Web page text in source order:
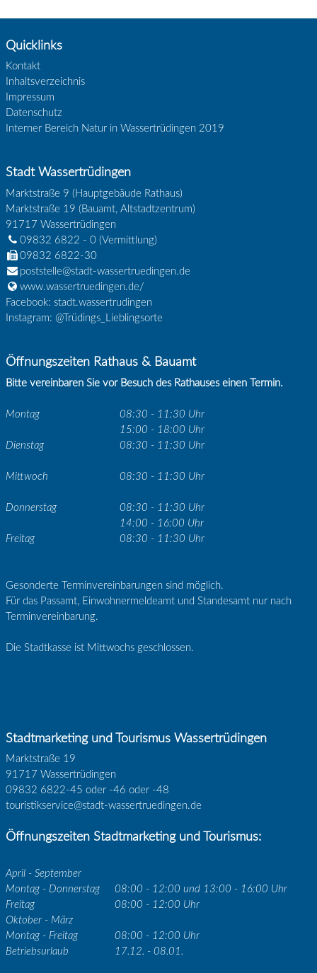
Quicklinks
Kontakt
Inhaltsverzeichnis
Impressum
Datenschutz
Interner Bereich Natur in Wassertrüdingen 2019
Stadt Wassertrüdingen
Marktstraße 9 (Hauptgebäude Rathaus)
Marktstraße 19 (Bauamt, Altstadtzentrum)
91717 Wassertrüdingen
09832 6822 - 0(Vermittlung)
09832 6822-30
poststelle@stadt-wassertruedingen.de
www.wassertruedingen.de/
Facebook: stadt.wassertrudingen
Instagram: @Trüdings_Lieblingsorte
Öffnungszeiten Rathaus & Bauamt
Bitte vereinbaren Sie vor Besuch des Rathauses einen Termin.
Montag
08:30 - 11:30 Uhr
15:00 - 18:00 Uhr
Dienstag
08:30 - 11:30 Uhr
Mittwoch 08:30 - 11:30 Uhr
Donnerstag
08:30 - 11:30 Uhr
14:00 - 16:00 Uhr
Freitag
08:30 - 11:30 Uhr
Gesonderte Terminvereinbarungen sind möglich.
Für das Passamt, Einwohnermeldeamt und Standesamt nur nach
Terminvereinbarung.
Die Stadtkasse ist Mittwochs geschlossen.
Stadtmarketing und Tourismus Wassertrüdingen
Marktstraße 19
91717 Wassertrüdingen
09832 6822-45 oder -46 oder -48
touristikservice@stadt-wassertruedingen.de
Öffnungszeiten Stadtmarketing und Tourismus:
April - September
Montag - Donnerstag
08:00 - 12:00 und 13:00 - 16:00 Uhr
Freitag
08:00 - 12:00 Uhr
Oktober - März
Montag - Freitag
08:00 - 12:00 Uhr
Betriebsurlaub
17.12. - 08.01.